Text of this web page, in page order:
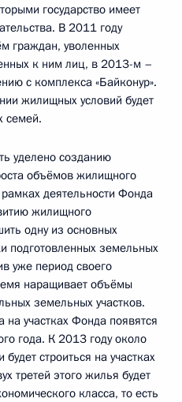
государство имеет
В 2011 году
граждан, уволенных
к ним лиц, в 2013-м –
с комплекса «Байконур».
жилищных условий будет
семей.
уделено созданию
объёмов жилищного
деятельности Фонда
жилищного
одну из основных
подготовленных земельных
уже период своего
наращивает объёмы
земельных участков.
участках Фонда появятся
года. К 2013 году около
строиться на участках
третей этого жилья будет
класса, то есть